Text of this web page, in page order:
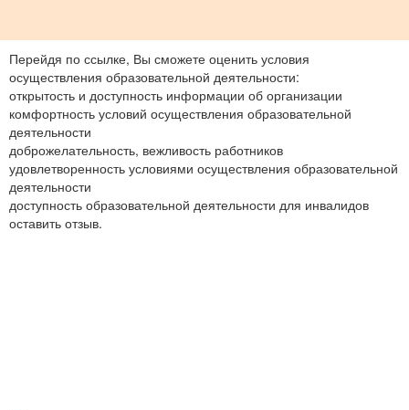
Перейдя по ссылке, Вы сможете оценить условия
осуществления образовательной деятельности:
открытость и доступность информации об организации
комфортность условий осуществления образовательной
деятельности
доброжелательность, вежливость работников
удовлетворенность условиями осуществления образовательной
деятельности
доступность образовательной деятельности для инвалидов
оставить отзыв.